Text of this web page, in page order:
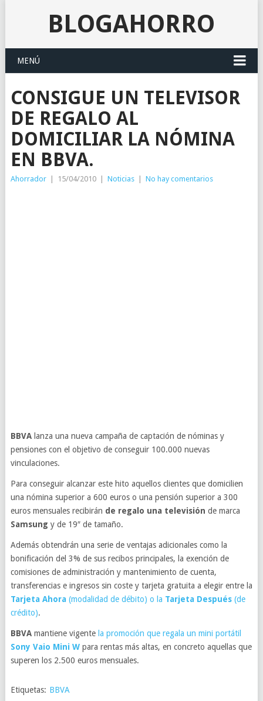
BLOGAHORRO
MENÚ
CONSIGUE UN TELEVISOR
DE REGALO AL
DOMICILIAR LA NÓMINA
EN BBVA.
Ahorrador 15/04/2010 Noticias No hay comentarios
BBVAlanza una nueva campaña de captación de nóminas y
pensiones con el objetivo de conseguir 100.000 nuevas
vinculaciones.
Para conseguir alcanzar este hito aquellos clientes que domicilien
una nómina superior a 600 euros o una pensión superior a 300
euros mensuales recibirán de regalo una televisión de marca
Samsung y de 19″ de tamaño.
Además obtendrán una serie de ventajas adicionales como la
bonificación del 3% de sus recibos principales, la exención de
comisiones de administración y mantenimiento de cuenta,
transferencias e ingresos sin coste y tarjeta gratuita a elegir entre la
Tarjeta Ahora(modalidad de débito) o la Tarjeta Después(de
crédito).
BBVAmantiene vigente la promoción que regala un mini portátil
Sony Vaio Mini Wpara rentas más altas, en concreto aquellas que
superen los 2.500 euros mensuales.
Etiquetas: BBVA